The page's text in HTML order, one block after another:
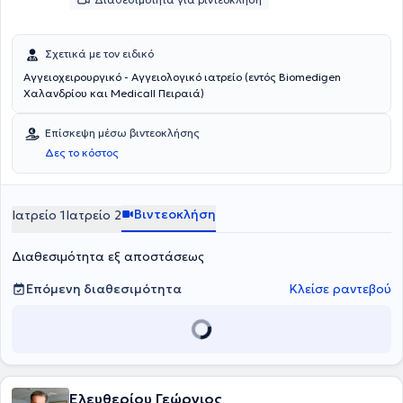
Σχετικά με τον ειδικό
Αγγειοχειρουργικό - Αγγειολογικό ιατρείο (εντός Biomedigen
Χαλανδρίου και Medicall Πειραιά)
Επίσκεψη μέσω βιντεοκλήσης
Δες το κόστος
Ιατρείο 1Ιατρείο 2 Βιντεοκλήση
Διαθεσιμότητα εξ αποστάσεως
Επόμενη διαθεσιμότητα
Κλείσε ραντεβού
Ελευθερίου Γεώργιος